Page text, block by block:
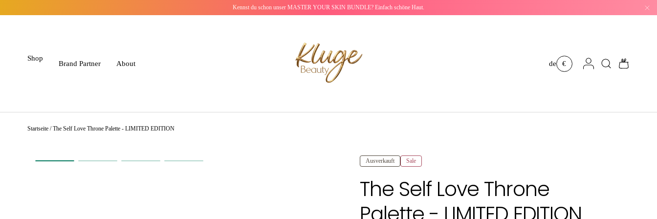
Direkt zum Inhalt
Kennst du schon unser MASTER YOUR SKIN BUNDLE? Einfach schöne Haut.
Shop
Brand Partner About
Kluge Beauty
de € Einloggen
Suchen
Startseite /The Self Love Throne Palette - LIMITED EDITION
Zu Produktinformationen springen Ausverkauft Sale
The Self Love Throne